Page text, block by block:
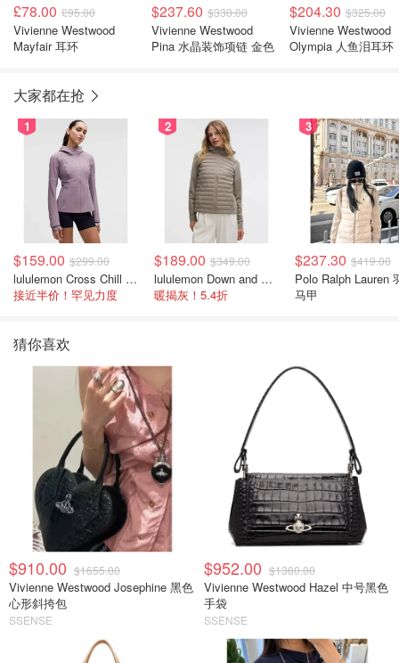
£78.00 £95.00
Vivienne Westwood
Mayfair 耳环
$237.60 $330.00
Vivienne Westwood
Pina 水晶装饰项链 金色
$204.30 $325.00
Vivienne Westwood
Olympia 人鱼泪耳环
大家都在抢
1
$159.00 $299.00
lululemon Cross Chill 女士运动外套
接近半价！罕见力度
2
$189.00 $349.00
lululemon Down and Around 羽绒夹克
暖揭灰！5.4折
3
$237.30 $419.00
Polo Ralph Lauren
马甲
猜你喜欢
$910.00 $1655.00
Vivienne Westwood Josephine 黑色
心形斜挎包
SSENSE
$952.00 $1380.00
Vivienne Westwood Hazel 中号黑色
手袋
SSENSE